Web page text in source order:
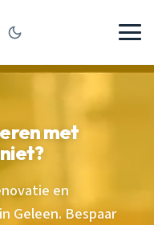
met
en
Geleen. Bespaar